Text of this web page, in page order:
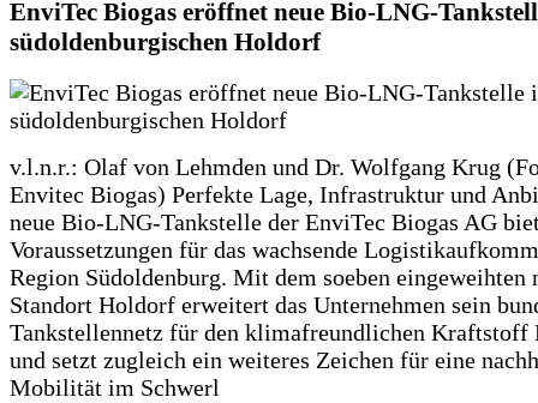
EnviTec Biogas eröffnet neue Bio-LNG-
südoldenburgischen Holdorf
v.l.n.r.: Olaf von Lehmden und Dr. Wolfgang Krug
Envitec Biogas) Perfekte Lage, Infrastruktur und
neue Bio-LNG-Tankstelle der EnviTec Biogas AG
Voraussetzungen für das wachsende
Region Südoldenburg. Mit dem soeben eingeweihten
Standort Holdorf erweitert das Unternehmen sein
Tankstellennetz für den klimafreundlichen Kraftstoff
und setzt zugleich ein weiteres Zeichen für eine
Mobilität im Schwerl